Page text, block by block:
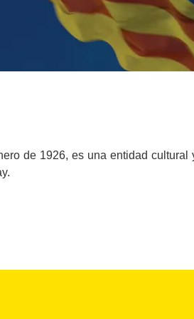
de 1926, es una entidad